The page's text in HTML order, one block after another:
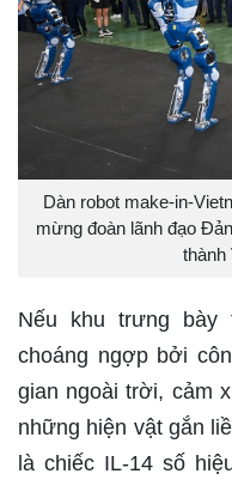
Dàn robot make-in-
mừng đoàn lãnh đạo
thành
Nếu khu trưng bày
choáng ngợp bởi
gian ngoài trời, cảm
những hiện vật gắn
là chiếc IL-14 số